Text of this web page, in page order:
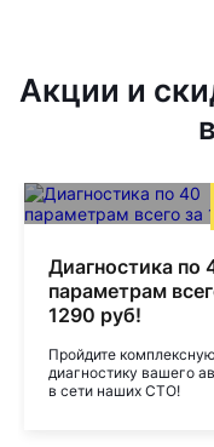
Акции и
Диагностика по
параметрам
1290 руб!
Пройдите комплексную
диагностику вашего
в сети наших СТО!